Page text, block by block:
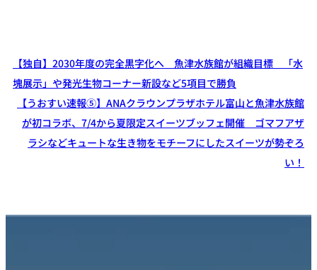
【独自】2030年度の完全黒字化へ 魚津水族館が組織目標 「水
塊展示」や発光生物コーナー新設など5項目で勝負
【うおすい速報⑤】ANAクラウンプラザホテル富山と魚津水族館
が初コラボ、7/4から夏限定スイーツブッフェ開催 ゴマフアザ
ラシなどキュートな生き物をモチーフにしたスイーツが勢ぞろ
い！